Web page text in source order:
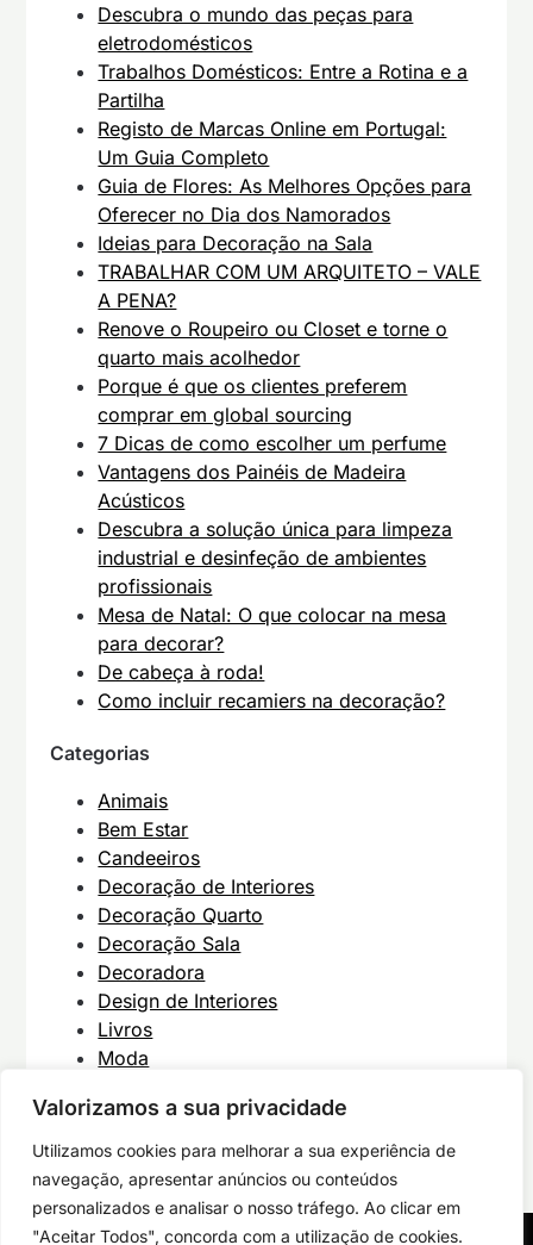
Valorizamos a sua privacidade
Utilizamos cookies para melhorar a sua experiência de
navegação, apresentar anúncios ou conteúdos
personalizados e analisar o nosso tráfego. Ao clicar em
"Aceitar Todos", concorda com a utilização de cookies.
Descubra o mundo das peças para
eletrodomésticos
Trabalhos Domésticos: Entre a Rotina e a
Partilha
Registo de Marcas Online em Portugal:
Um Guia Completo
Guia de Flores: As Melhores Opções para
Oferecer no Dia dos Namorados
Ideias para Decoração na Sala
TRABALHAR COM UM ARQUITETO – VALE
A PENA?
Renove o Roupeiro ou Closet e torne o
quarto mais acolhedor
Porque é que os clientes preferem
comprar em global sourcing
7 Dicas de como escolher um perfume
Vantagens dos Painéis de Madeira
Acústicos
Descubra a solução única para limpeza
industrial e desinfeção de ambientes
profissionais
Mesa de Natal: O que colocar na mesa
para decorar?
De cabeça à roda!
Como incluir recamiers na decoração?
Categorias
Animais
Bem Estar
Candeeiros
Decoração de Interiores
Decoração Quarto
Decoração Sala
Decoradora
Design de Interiores
Livros
Moda
Uncategorized